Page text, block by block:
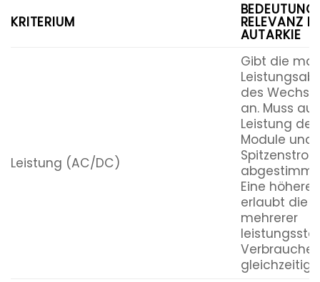
KRITERIUM RELEVANZ
AUTARKIE
Leistung (AC/DC)
Gibt die
des
an. Muss
Leistung
Module und
abgestimmt
Eine höhere
erlaubt die
mehrerer
Verbraucher
gleichzeitig.